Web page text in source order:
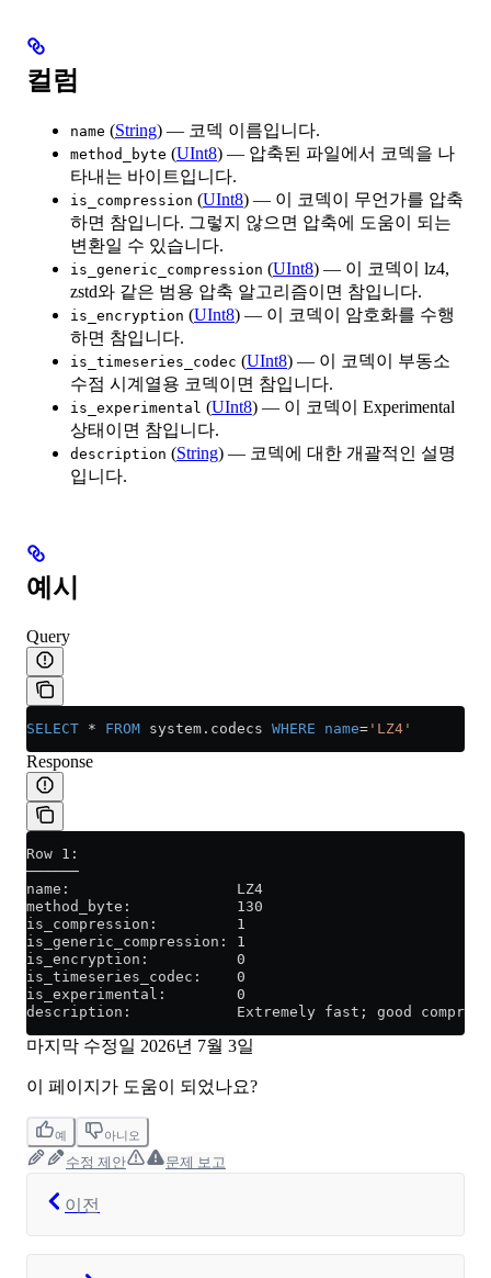
컬럼
name (String) — 코덱 이름입니다.
method_byte (UInt8) — 압축된 파일에서 코덱을 나
타내는 바이트입니다.
is_compression (UInt8) — 이 코덱이 무언가를 압축
하면 참입니다. 그렇지 않으면 압축에 도움이 되는
변환일 수 있습니다.
is_generic_compression (UInt8) — 이 코덱이 lz4,
zstd와 같은 범용 압축 알고리즘이면 참입니다.
is_encryption (UInt8) — 이 코덱이 암호화를 수행
하면 참입니다.
is_timeseries_codec (UInt8) — 이 코덱이 부동소
수점 시계열용 코덱이면 참입니다.
is_experimental (UInt8) — 이 코덱이 Experimental
상태이면 참입니다.
description (String) — 코덱에 대한 개괄적인 설명
입니다.
예시
Query
SELECT * FROM system . codecs WHERE name= 'LZ4'
Response
Row 1:
──────
name:                   LZ4
method_byte:            130
is_compression:         1
is_generic_compression: 1
is_encryption:          0
is_timeseries_codec:    0
is_experimental:        0
description:            Extremely fast; good
마지막 수정일 2026년 7월 3일
이 페이지가 도움이 되었나요?
예 아니오
수정 제안 문제 보고
이전